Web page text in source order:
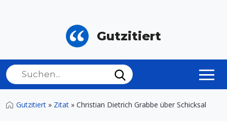
Gutzitiert
Gutzitiert » Zitat » Christian Dietrich Grabbe über Schicksal